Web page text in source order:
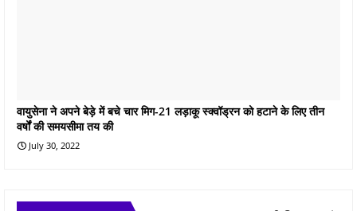
वायुसेना ने अपने बेड़े में बचे चार मिग-21 लड़ाकू स्‍क्‍वॉड्रन को हटाने के लिए तीन
वर्षों की समयसीमा तय की
July 30, 2022